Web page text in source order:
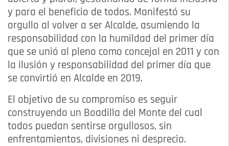
y para el beneficio de todos. Manifestó su
orgullo al volver a ser Alcalde, asumiendo la
responsabilidad con la humildad del primer día
que se unió al pleno como concejal en 2011 y con
la ilusión y responsabilidad del primer día que
se convirtió en Alcalde en 2019.
El objetivo de su compromiso es seguir
construyendo un Boadilla del Monte del cual
todos puedan sentirse orgullosos, sin
enfrentamientos, divisiones ni desprecio.